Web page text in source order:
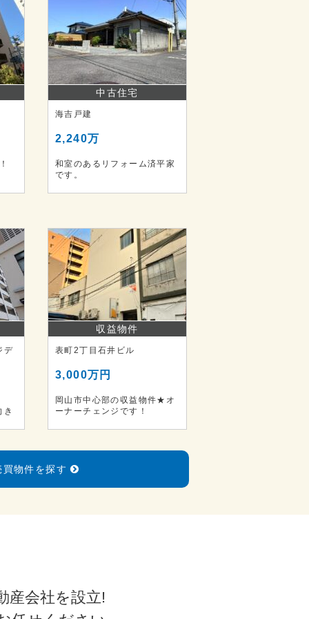
中古住宅
海吉戸建
2,240万
和室のあるリフォーム済平家
です。
デ
き
収益物件
表町2丁目石井ビル
3,000万円
岡山市中心部の収益物件★オ
ーナーチェンジです！
買物件を探す
産会社を設立!